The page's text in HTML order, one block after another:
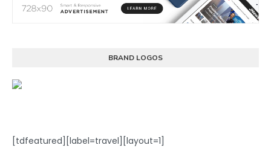
BRAND LOGOS
[tdfeatured][label=travel][layout=1]